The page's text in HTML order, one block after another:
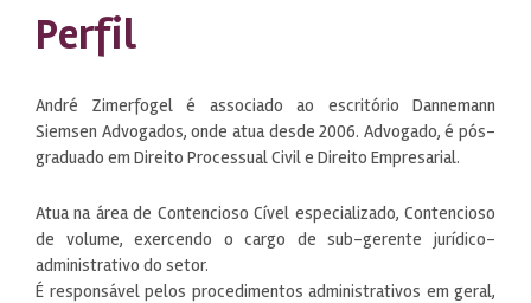
Perfil
André Zimerfogel é associado ao escritório Dannemann
Siemsen Advogados, onde atua desde 2006. Advogado, é pós-
graduado em Direito Processual Civil e Direito Empresarial.
Atua na área de Contencioso Cível especializado, Contencioso
de volume, exercendo o cargo de sub-gerente jurídico-
administrativo do setor.
É responsável pelos procedimentos administrativos em geral,